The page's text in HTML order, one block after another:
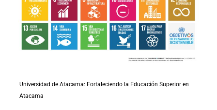
Universidad de Atacama: Fortaleciendo la Educación Superior en
Atacama